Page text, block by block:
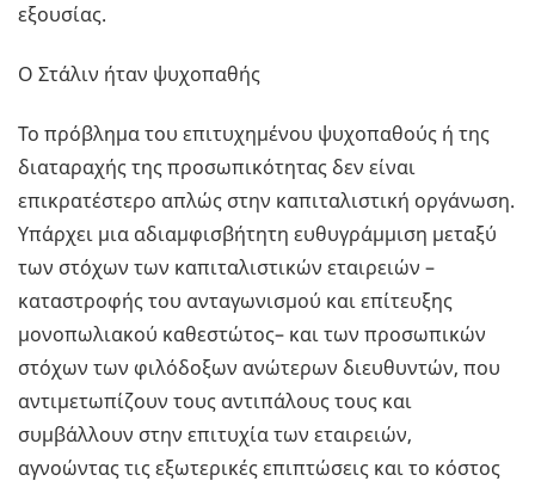
εξουσίας.
Ο Στάλιν ήταν ψυχοπαθής
Το πρόβλημα του επιτυχημένου ψυχοπαθούς ή της
διαταραχής της προσωπικότητας δεν είναι
επικρατέστερο απλώς στην καπιταλιστική οργάνωση.
Υπάρχει μια αδιαμφισβήτητη ευθυγράμμιση μεταξύ
των στόχων των καπιταλιστικών εταιρειών –
καταστροφής του ανταγωνισμού και επίτευξης
μονοπωλιακού καθεστώτος– και των προσωπικών
στόχων των φιλόδοξων ανώτερων διευθυντών, που
αντιμετωπίζουν τους αντιπάλους τους και
συμβάλλουν στην επιτυχία των εταιρειών,
αγνοώντας τις εξωτερικές επιπτώσεις και το κόστος